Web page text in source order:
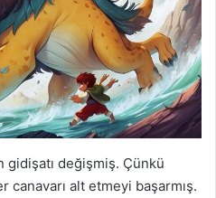
gidişatı değişmiş. Çünkü
alt etmeyi başarmış.